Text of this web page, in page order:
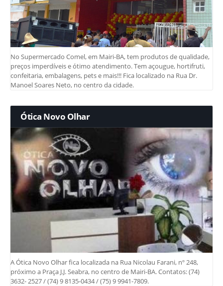
No Supermercado Comel, em Mairi-BA, tem produtos de qualidade,
preços imperdíveis e ótimo atendimento. Tem açougue, hortifruti,
confeitaria, embalagens, pets e mais!!! Fica localizado na Rua Dr.
Manoel Soares Neto, no centro da cidade.
Ótica Novo Olhar
A Ótica Novo Olhar fica localizada na Rua Nicolau Farani, nº 248,
próximo a Praça J.J. Seabra, no centro de Mairi-BA. Contatos: (74)
3632- 2527 / (74) 9 8135-0434 / (75) 9 9941-7809.